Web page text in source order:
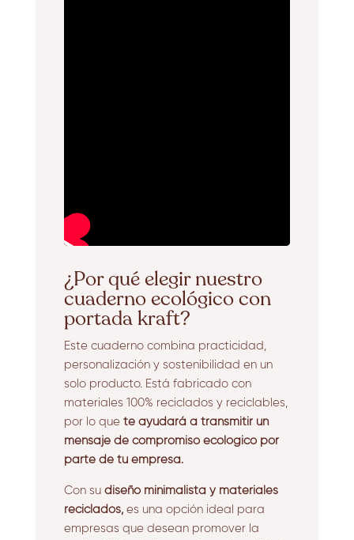
¿Por qué elegir nuestro
cuaderno ecológico con
portada kraft?
Este cuaderno combina practicidad,
personalización y sostenibilidad en un
solo producto. Está fabricado con
materiales 100% reciclados y reciclables,
por lo que te ayudará a transmitir un
mensaje de compromiso ecológico por
parte de tu empresa.
Con su diseño minimalista y materiales
reciclados,es una opción ideal para
empresas que desean promover la